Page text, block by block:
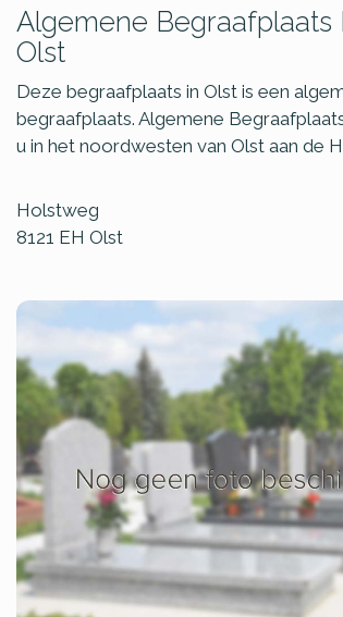
Algemene Begraafplaats
Olst
Deze begraafplaats in Olst is een
begraafplaats. Algemene
u in het noordwesten van Olst aan de
Holstweg
8121 EH Olst